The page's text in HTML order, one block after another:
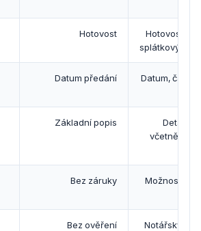
Hotovost
Hotovost,
splátkový
Datum předání
Datum, čas a
Základní popis
Detailní
včetně
Bez záruky
Možnost
Bez ověření
Notářsky